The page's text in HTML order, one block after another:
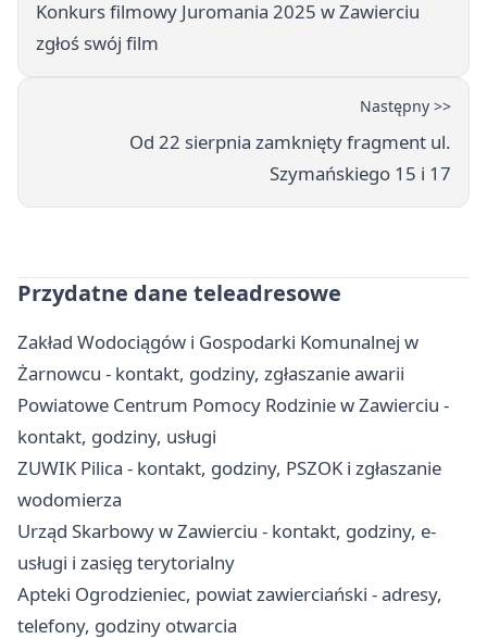
Konkurs filmowy Juromania 2025 w Zawierciu
zgłoś swój film
Następny >>
Od 22 sierpnia zamknięty fragment ul.
Szymańskiego 15 i 17
Przydatne dane teleadresowe
Zakład Wodociągów i Gospodarki Komunalnej w
Żarnowcu - kontakt, godziny, zgłaszanie awarii
Powiatowe Centrum Pomocy Rodzinie w Zawierciu -
kontakt, godziny, usługi
ZUWIK Pilica - kontakt, godziny, PSZOK i zgłaszanie
wodomierza
Urząd Skarbowy w Zawierciu - kontakt, godziny, e-
usługi i zasięg terytorialny
Apteki Ogrodzieniec, powiat zawierciański - adresy,
telefony, godziny otwarcia